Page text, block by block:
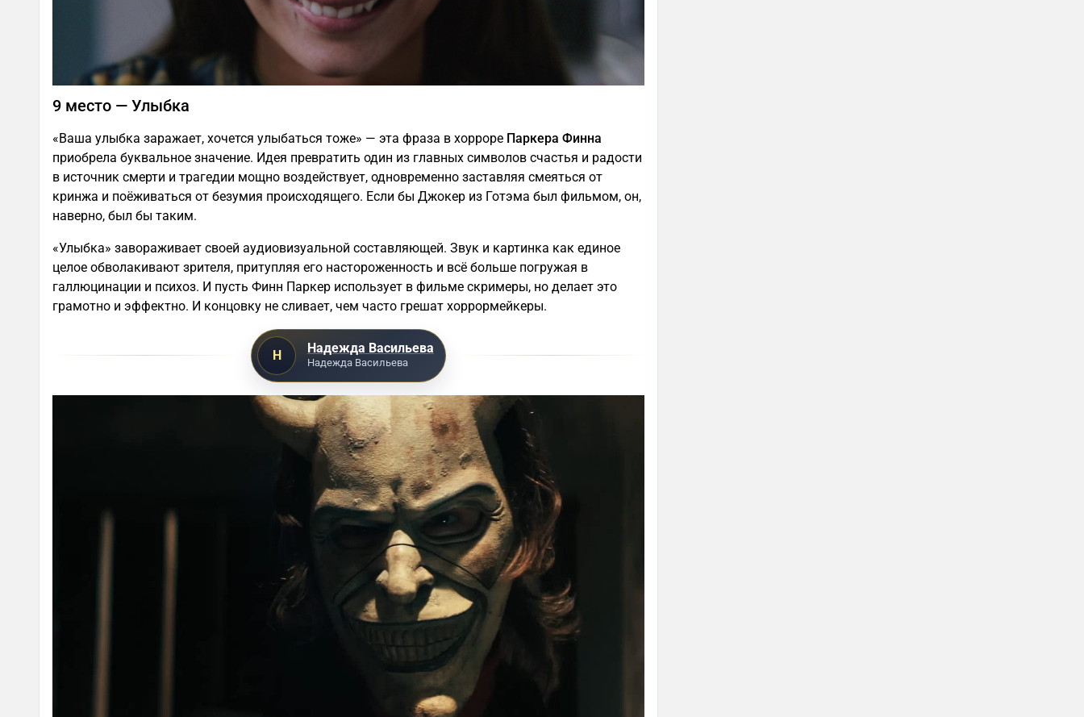
9 место — Улыбка
«Ваша улыбка заражает, хочется улыбаться тоже» — эта фраза в хорроре Паркера Финна
приобрела буквальное значение. Идея превратить один из главных символов счастья и радости
в источник смерти и трагедии мощно воздействует, одновременно заставляя смеяться от
кринжа и поёживаться от безумия происходящего. Если бы Джокер из Готэма был фильмом, он,
наверно, был бы таким.
«Улыбка» завораживает своей аудиовизуальной составляющей. Звук и картинка как единое
целое обволакивают зрителя, притупляя его настороженность и всё больше погружая в
галлюцинации и психоз. И пусть Финн Паркер использует в фильме скримеры, но делает это
грамотно и эффектно. И концовку не сливает, чем часто грешат хоррормейкеры.
Н Надежда Васильева
Надежда Васильева